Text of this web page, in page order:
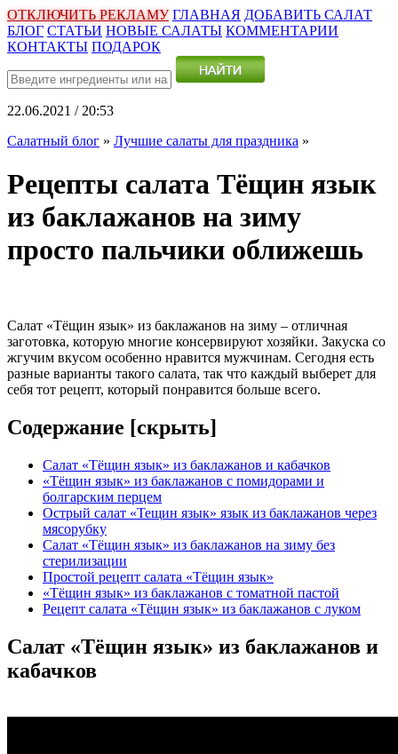
ОТКЛЮЧИТЬ РЕКЛАМУ ГЛАВНАЯ ДОБАВИТЬ САЛАТ
БЛОГ СТАТЬИ НОВЫЕ САЛАТЫ КОММЕНТАРИИ
КОНТАКТЫ ПОДАРОК
22.06.2021 / 20:53
Салатный блог » Лучшие салаты для праздника »
Рецепты салата Тёщин язык
из баклажанов на зиму
просто пальчики оближешь
Салат «Тёщин язык» из баклажанов на зиму – отличная
заготовка, которую многие консервируют хозяйки. Закуска со
жгучим вкусом особенно нравится мужчинам. Сегодня есть
разные варианты такого салата, так что каждый выберет для
себя тот рецепт, который понравится больше всего.
Содержание [скрыть]
Салат «Тёщин язык» из баклажанов и кабачков
«Тёщин язык» из баклажанов с помидорами и
болгарским перцем
Острый салат «Тещин язык» язык из баклажанов через
мясорубку
Салат «Тёщин язык» из баклажанов на зиму без
стерилизации
Простой рецепт салата «Тёщин язык»
«Тёщин язык» из баклажанов с томатной пастой
Рецепт салата «Тёщин язык» из баклажанов с луком
Салат «Тёщин язык» из баклажанов и
кабачков